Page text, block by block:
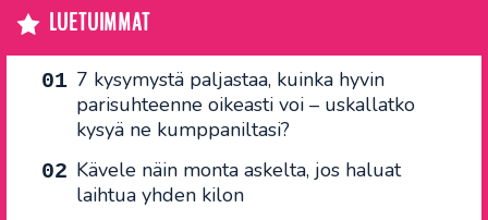
LUETUIMMAT
7 kysymystä paljastaa, kuinka hyvin
parisuhteenne oikeasti voi – uskallatko
kysyä ne kumppaniltasi?
Kävele näin monta askelta, jos haluat
laihtua yhden kilon